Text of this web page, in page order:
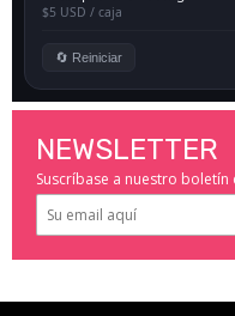
NEWSLETTER
Suscríbase a nuestro boletín